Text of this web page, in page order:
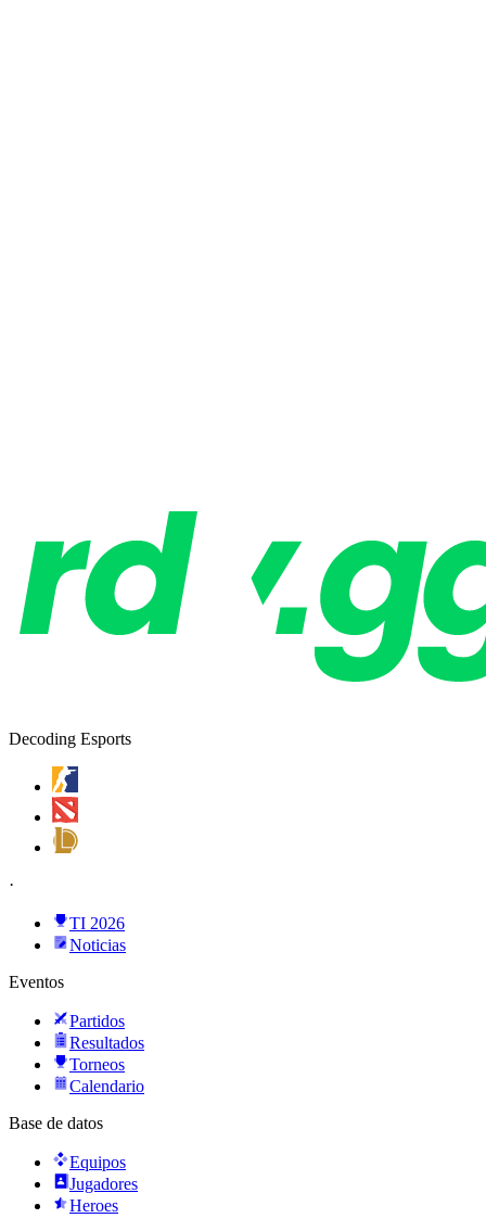
Decoding Esports
·
TI 2026
Noticias
Eventos
Partidos
Resultados
Torneos
Calendario
Base de datos
Equipos
Jugadores
Heroes